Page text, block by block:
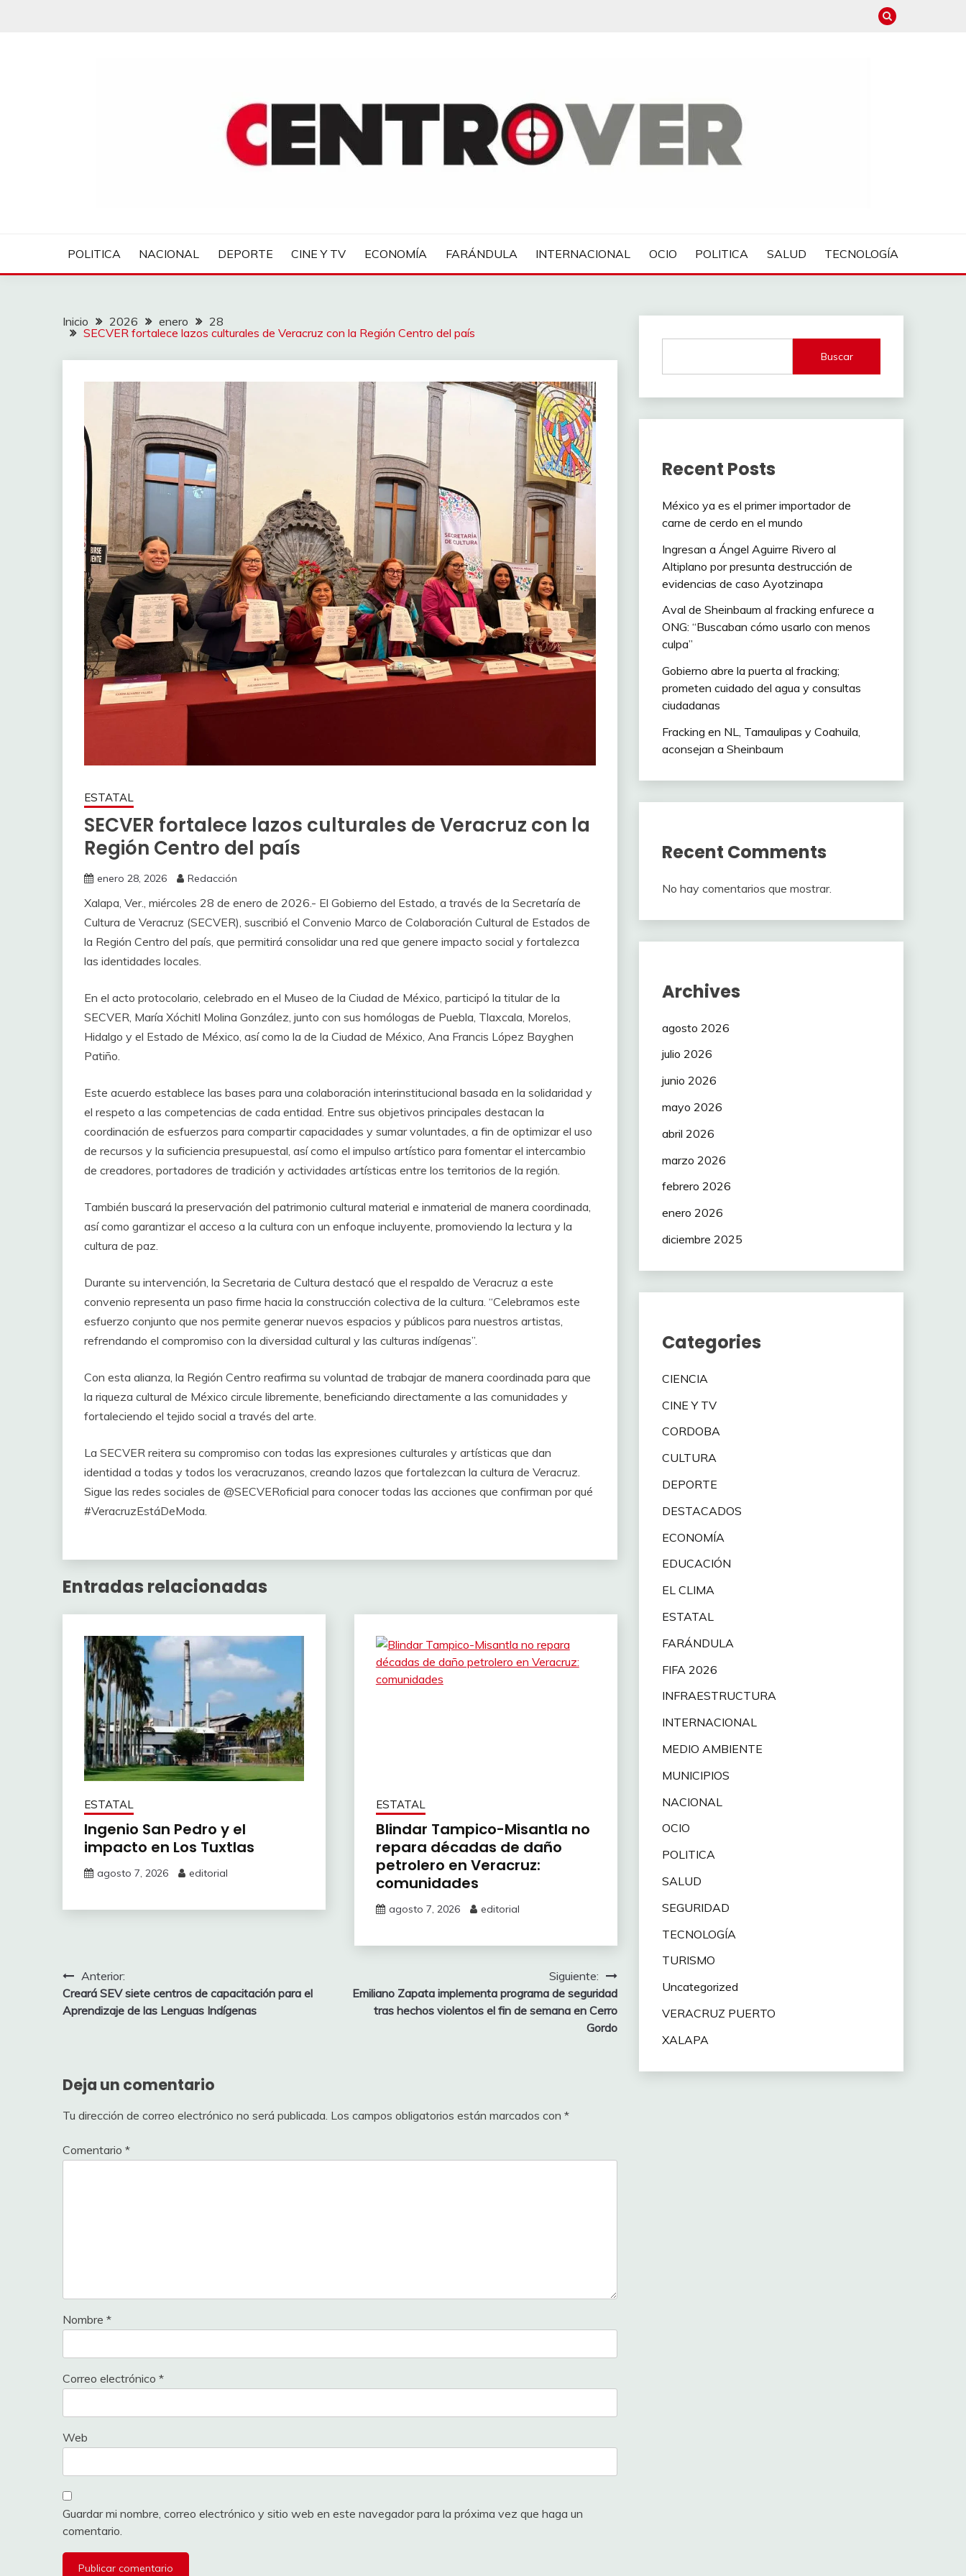
POLITICA NACIONAL DEPORTE CINE Y TV ECONOMÍA FARÁNDULA INTERNACIONAL OCIO POLITICA SALUD TECNOLOGÍA
Inicio 2026 enero
28
SECVER fortalece lazos culturales de Veracruz con la Región Centro del país
ESTATAL
SECVER fortalece lazos culturales de Veracruz con la
Región Centro del país
enero 28, 2026 Redacción
Xalapa, Ver., miércoles 28 de enero de 2026.- El Gobierno del Estado, a través de la Secretaría de
Cultura de Veracruz (SECVER), suscribió el Convenio Marco de Colaboración Cultural de Estados de
la Región Centro del país, que permitirá consolidar una red que genere impacto social y fortalezca
las identidades locales.
En el acto protocolario, celebrado en el Museo de la Ciudad de México, participó la titular de la
SECVER, María Xóchitl Molina González, junto con sus homólogas de Puebla, Tlaxcala, Morelos,
Hidalgo y el Estado de México, así como la de la Ciudad de México, Ana Francis López Bayghen
Patiño.
Este acuerdo establece las bases para una colaboración interinstitucional basada en la solidaridad y
el respeto a las competencias de cada entidad. Entre sus objetivos principales destacan la
coordinación de esfuerzos para compartir capacidades y sumar voluntades, a fin de optimizar el uso
de recursos y la suficiencia presupuestal, así como el impulso artístico para fomentar el intercambio
de creadores, portadores de tradición y actividades artísticas entre los territorios de la región.
También buscará la preservación del patrimonio cultural material e inmaterial de manera coordinada,
así como garantizar el acceso a la cultura con un enfoque incluyente, promoviendo la lectura y la
cultura de paz.
Durante su intervención, la Secretaria de Cultura destacó que el respaldo de Veracruz a este
convenio representa un paso firme hacia la construcción colectiva de la cultura. “Celebramos este
esfuerzo conjunto que nos permite generar nuevos espacios y públicos para nuestros artistas,
refrendando el compromiso con la diversidad cultural y las culturas indígenas”.
Con esta alianza, la Región Centro reafirma su voluntad de trabajar de manera coordinada para que
la riqueza cultural de México circule libremente, beneficiando directamente a las comunidades y
fortaleciendo el tejido social a través del arte.
La SECVER reitera su compromiso con todas las expresiones culturales y artísticas que dan
identidad a todas y todos los veracruzanos, creando lazos que fortalezcan la cultura de Veracruz.
Sigue las redes sociales de @SECVERoficial para conocer todas las acciones que confirman por qué
#VeracruzEstáDeModa.
Entradas relacionadas
ESTATAL
Ingenio San Pedro y el
impacto en Los Tuxtlas
agosto 7, 2026 editorial
ESTATAL
Blindar Tampico-Misantla no
repara décadas de daño
petrolero en Veracruz:
comunidades
agosto 7, 2026 editorial
Navegación
de
Anterior:
Creará SEV siete centros de capacitación para el
Aprendizaje de las Lenguas Indígenas
Siguiente:
Emiliano Zapata implementa programa de seguridad
tras hechos violentos el fin de semana en Cerro
Gordo
Deja un comentario
Tu dirección de correo electrónico no será publicada. Los campos obligatorios están marcados con *
Comentario *
Nombre *
Correo electrónico *
Web
Guardar mi nombre, correo electrónico y sitio web en este navegador para la próxima vez que haga un
comentario.
Buscar
Recent Posts
México ya es el primer importador de
carne de cerdo en el mundo
Ingresan a Ángel Aguirre Rivero al
Altiplano por presunta destrucción de
evidencias de caso Ayotzinapa
Aval de Sheinbaum al fracking enfurece a
ONG: “Buscaban cómo usarlo con menos
culpa”
Gobierno abre la puerta al fracking;
prometen cuidado del agua y consultas
ciudadanas
Fracking en NL, Tamaulipas y Coahuila,
aconsejan a Sheinbaum
Recent Comments
No hay comentarios que mostrar.
Archives
agosto 2026
julio 2026
junio 2026
mayo 2026
abril 2026
marzo 2026
febrero 2026
enero 2026
diciembre 2025
Categories
CIENCIA
CINE Y TV
CORDOBA
CULTURA
DEPORTE
DESTACADOS
ECONOMÍA
EDUCACIÓN
EL CLIMA
ESTATAL
FARÁNDULA
FIFA 2026
INFRAESTRUCTURA
INTERNACIONAL
MEDIO AMBIENTE
MUNICIPIOS
NACIONAL
OCIO
POLITICA
SALUD
SEGURIDAD
TECNOLOGÍA
TURISMO
Uncategorized
VERACRUZ PUERTO
XALAPA